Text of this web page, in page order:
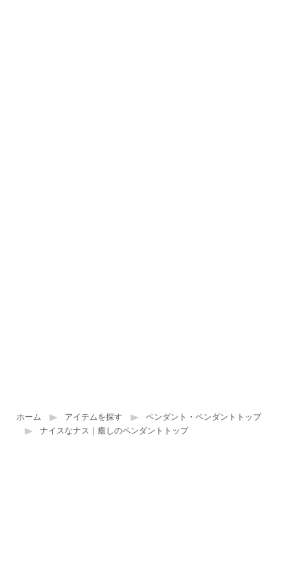
ホーム アイテムを探す
ペンダント・ペンダントトップ
ナイスなナス｜癒しのペンダントトップ